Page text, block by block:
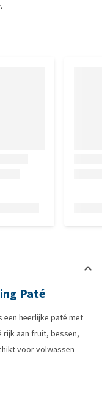
Paté
een heerlijke paté met
rijk aan fruit, bessen,
voor volwassen